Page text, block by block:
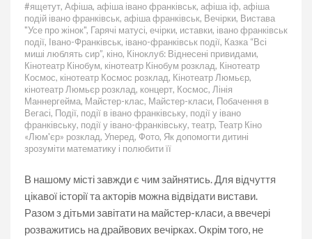
події
на
тиждень
10-
13
березня
в
Івано-
Франківську
#ящетут, Афіша, афіша івано франківськ, афіша іф, афіша
подій івано франківськ, афіша франківськ, Вечірки, Вистава
"Усе про жінок", Гарячі матусі, ечірки, иставки, івано франківськ
події, Івано-Франківськ, івано-франківськ події, Казка “Всі
миші люблять сир”, кіно, Кіноклуб: Віднесені привидами,
Кінотеатр Кінобум, кінотеатр Кінобум розклад, Кінотеатр
Космос, кінотеатр Космос розклад, Кінотеатр Люмьєр,
кінотеатр Люмьєр розклад, концерт, Космос, Лінія
Маннергейма, Майстер-клас, Майстер-класи, Побачення в
Вегасі, Події, події в івано франківську, події у івано
франківську, події у івано-франківську, театр, Театр Кіно
«Люм'єр» розклад, Уперед, Фото, Як допомогти дитині
зрозуміти математику і полюбити її
В нашому місті завжди є чим зайнятись. Для відчуття
цікавої історії та акторів можна відвідати вистави.
Разом з дітьми завітати на майстер-класи, а ввечері
розважитись на драйвових вечірках. Окрім того, не